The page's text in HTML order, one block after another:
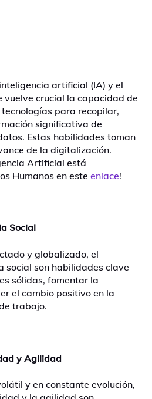
artificial (IA) y el
vuelve crucial la capacidad de
para recopilar,
significativa de
Estas habilidades toman
de la digitalización.
Artificial está
Humanos en este enlace!
Social
y globalizado, el
social son habilidades clave
sólidas, fomentar la
el cambio positivo en la
trabajo.
y Agilidad
y en constante evolución,